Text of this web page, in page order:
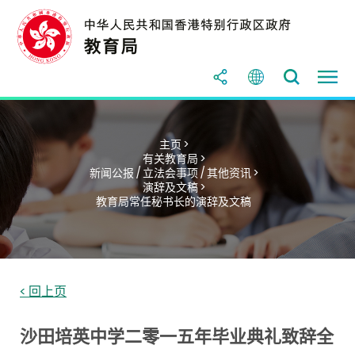
主页 >
有关教育局 >
新闻公报 / 立法会事项 / 其他资讯 >
演辞及文稿 >
教育局常任秘书长的演辞及文稿
< 回上页
沙田培英中学二零一五年毕业典礼致辞全